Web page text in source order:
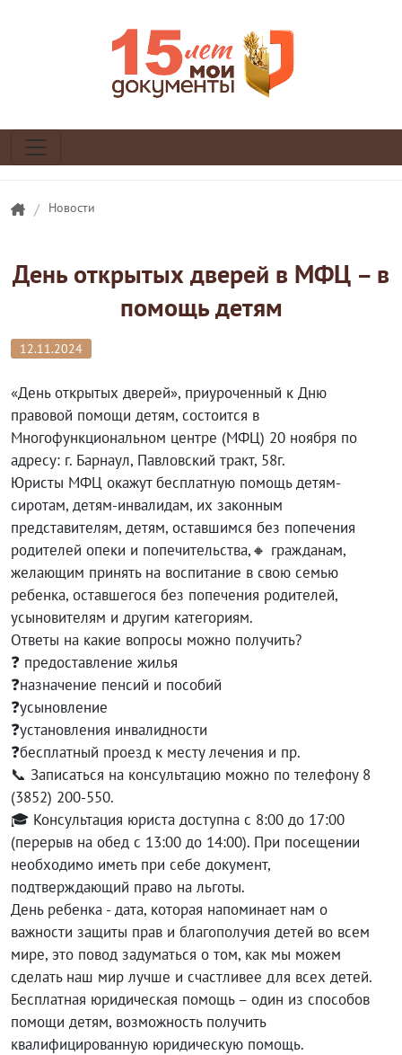
/ Новости
День открытых дверей в МФЦ – в
помощь детям
12.11.2024
«День открытых дверей», приуроченный к Дню
правовой помощи детям, состоится в
Многофункциональном центре (МФЦ) 20 ноября по
адресу: г. Барнаул, Павловский тракт, 58г.
Юристы МФЦ окажут бесплатную помощь детям-
сиротам, детям-инвалидам, их законным
представителям, детям, оставшимся без попечения
родителей опеки и попечительства,🔸 гражданам,
желающим принять на воспитание в свою семью
ребенка, оставшегося без попечения родителей,
усыновителям и другим категориям.
Ответы на какие вопросы можно получить?
❓ предоставление жилья
❓назначение пенсий и пособий
❓усыновление
❓установления инвалидности
❓бесплатный проезд к месту лечения и пр.
📞 Записаться на консультацию можно по телефону 8
(3852) 200-550.
🎓 Консультация юриста доступна с 8:00 до 17:00
(перерыв на обед с 13:00 до 14:00). При посещении
необходимо иметь при себе документ,
подтверждающий право на льготы.
День ребенка - дата, которая напоминает нам о
важности защиты прав и благополучия детей во всем
мире, это повод задуматься о том, как мы можем
сделать наш мир лучше и счастливее для всех детей.
Бесплатная юридическая помощь – один из способов
помощи детям, возможность получить
квалифицированную юридическую помощь.